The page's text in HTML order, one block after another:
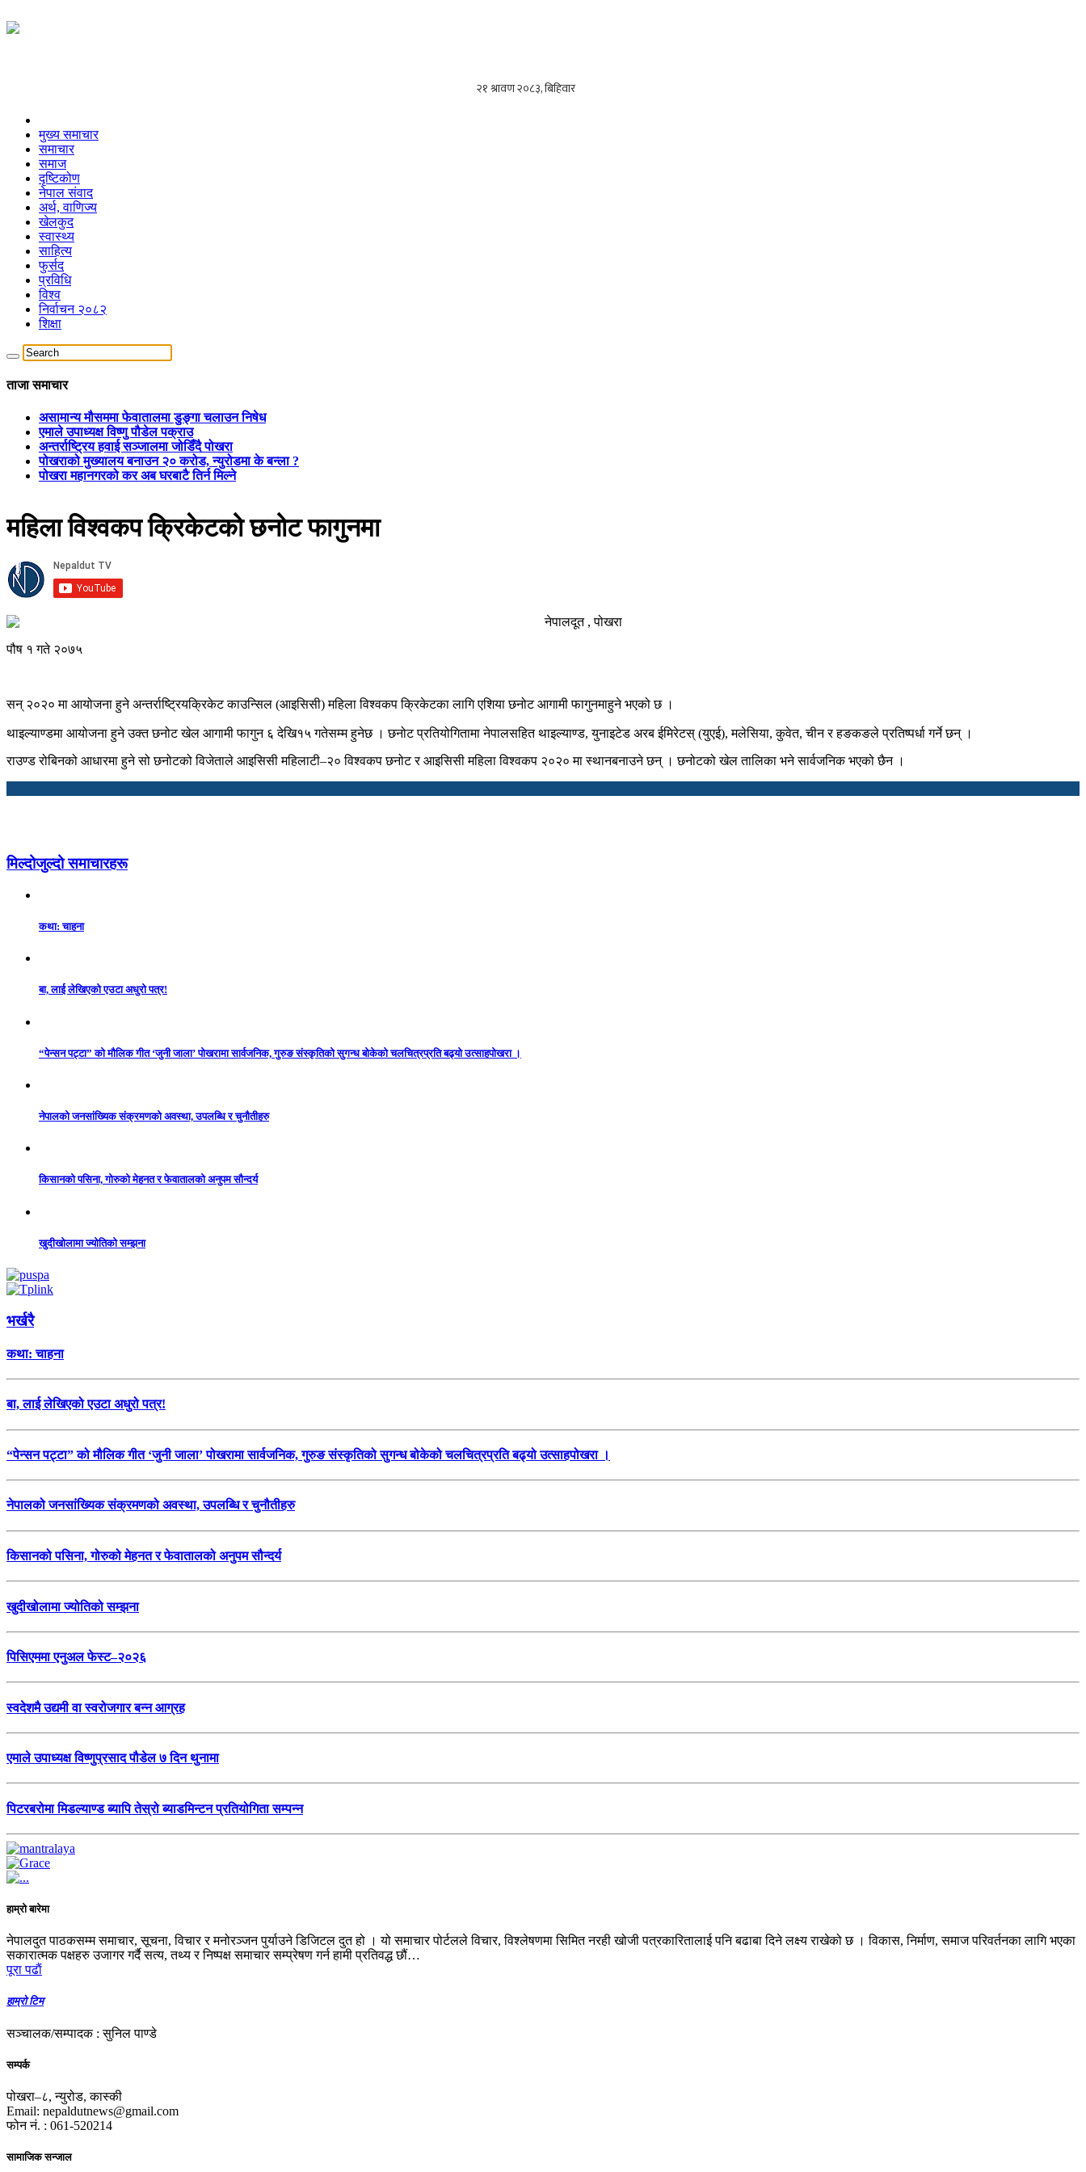
मुख्य समाचार
समाचार
समाज
दृष्टिकोण
नेपाल संवाद
अर्थ, वाणिज्य
खेलकुद
स्वास्थ्य
साहित्य
फुर्सद
प्रविधि
विश्व
निर्वाचन २०८२
शिक्षा
ताजा समाचार
असामान्य मौसममा फेवातालमा डुङ्गा चलाउन निषेध
एमाले उपाध्यक्ष विष्णु पौडेल पक्राउ
अन्तर्राष्ट्रिय हवाई सञ्जालमा जोडिँदै पोखरा
पोखराको मुख्यालय बनाउन २० करोड, न्युरोडमा के बन्ला ?
पोखरा महानगरको कर अब घरबाटै तिर्न मिल्ने
महिला विश्वकप क्रिकेटको छनोट फागुनमा
नेपालदूत , पोखरा
पौष १ गते २०७५
सन् २०२० मा आयोजना हुने अन्तर्राष्ट्रियक्रिकेट काउन्सिल (आइसिसी) महिला विश्वकप क्रिकेटका लागि एशिया छनोट आगामी फागुनमाहुने भएको छ ।
थाइल्याण्डमा आयोजना हुने उक्त छनोट खेल आगामी फागुन ६ देखि१५ गतेसम्म हुनेछ । छनोट प्रतियोगितामा नेपालसहित थाइल्याण्ड, युनाइटेड अरब ईमिरेटस् (युएई), मलेसिया, कुवेत, चीन र हङकङले प्रतिष्पर्धा गर्ने छन् ।
राउण्ड रोबिनको आधारमा हुने सो छनोटको विजेताले आइसिसी महिलाटी–२० विश्वकप छनोट र आइसिसी महिला विश्वकप २०२० मा स्थानबनाउने छन् । छनोटको खेल तालिका भने सार्वजनिक भएको छैन ।
मिल्दोजुल्दो समाचारहरू
कथा: चाहना
बा, लाई लेखिएको एउटा अधुरो पत्र!
“पेन्सन पट्टा” को मौलिक गीत ‘जुनी जाला’ पोखरामा सार्वजनिक, गुरुङ संस्कृतिको सुगन्ध बोकेको चलचित्रप्रति बढ्यो उत्साहपोखरा ।
नेपालको जनसांख्यिक संक्रमणको अवस्था, उपलब्धि र चुनौतीहरु
किसानको पसिना, गोरुको मेहनत र फेवातालको अनुपम सौन्दर्य
खुदीखोलामा ज्योतिको सम्झना
भर्खरै
कथा: चाहना
बा, लाई लेखिएको एउटा अधुरो पत्र!
“पेन्सन पट्टा” को मौलिक गीत ‘जुनी जाला’ पोखरामा सार्वजनिक, गुरुङ संस्कृतिको सुगन्ध बोकेको चलचित्रप्रति बढ्यो उत्साहपोखरा ।
नेपालको जनसांख्यिक संक्रमणको अवस्था, उपलब्धि र चुनौतीहरु
किसानको पसिना, गोरुको मेहनत र फेवातालको अनुपम सौन्दर्य
खुदीखोलामा ज्योतिको सम्झना
पिसिएममा एनुअल फेस्ट–२०२६
स्वदेशमै उद्यमी वा स्वरोजगार बन्न आग्रह
एमाले उपाध्यक्ष विष्णुप्रसाद पौडेल ७ दिन थुनामा
पिटरबरोमा मिडल्याण्ड ब्यापि तेस्रो ब्याडमिन्टन प्रतियोगिता सम्पन्न
हाम्रो बारेमा
नेपालदुत पाठकसम्म समाचार, सूचना, विचार र मनोरञ्जन पुर्याउने डिजिटल दुत हो । यो समाचार पोर्टलले विचार, विश्लेषणमा सिमित नरही खोजी पत्रकारितालाई पनि बढाबा दिने लक्ष्य राखेको छ । विकास, निर्माण, समाज परिवर्तनका लागि भएका
सकारात्मक पक्षहरु उजागर गर्दै सत्य, तथ्य र निष्पक्ष समाचार सम्प्रेषण गर्न हामी प्रतिवद्ध छौं…
पूरा पढाैं
हाम्रो टिम
सञ्चालक/सम्पादक : सुनिल पाण्डे
सम्पर्क
पोखरा–८, न्युरोड, कास्की
Email: nepaldutnews@gmail.com
फोन नं. : 061-520214
सामाजिक सन्जाल